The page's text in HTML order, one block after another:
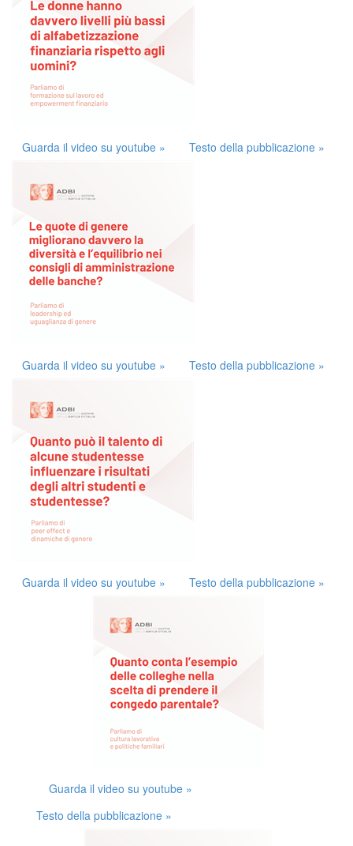
Guarda il video su youtube » Testo della pubblicazione »
Guarda il video su youtube » Testo della pubblicazione »
Guarda il video su youtube » Testo della pubblicazione »
Guarda il video su youtube »
Testo della pubblicazione »